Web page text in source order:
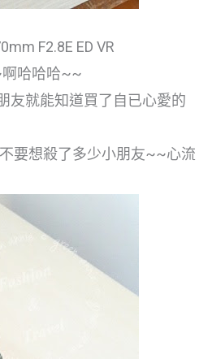
F2.8E ED VR
哈哈哈~~
友就能知道買了自已心愛的
要想殺了多少小朋友~~心流